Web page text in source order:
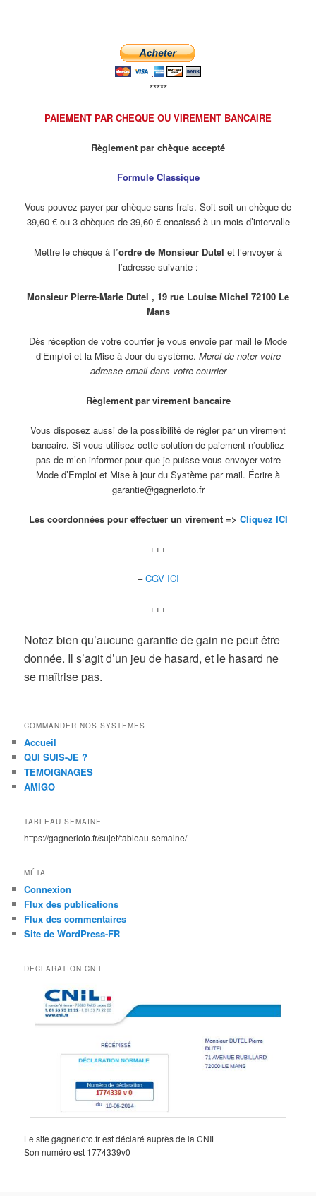
*****
PAIEMENT PAR CHEQUE OU VIREMENT BANCAIRE
Règlement par chèque accepté
Formule Classique
Vous pouvez payer par chèque sans frais. Soit soit un chèque de
39,60 € ou 3 chèques de 39,60 € encaissé à un mois d’intervalle
Mettre le chèque à l’ordre de Monsieur Dutel et l’envoyer à
l’adresse suivante :
Monsieur Pierre-Marie Dutel , 19 rue Louise Michel 72100 Le
Mans
Dès réception de votre courrier je vous envoie par mail le Mode
d’Emploi et la Mise à Jour du système. Merci de noter votre
adresse email dans votre courrier
Règlement par virement bancaire
Vous disposez aussi de la possibilité de régler par un virement
bancaire. Si vous utilisez cette solution de paiement n’oubliez
pas de m’en informer pour que je puisse vous envoyer votre
Mode d’Emploi et Mise à jour du Système par mail. Écrire à
garantie@gagnerloto.fr
Les coordonnées pour effectuer un virement => Cliquez ICI
+++
–CGV ICI
+++
Notez bien qu’aucune garantie de gain ne peut être
donnée. Il s’agit d’un jeu de hasard, et le hasard ne
se maîtrise pas.
COMMANDER NOS SYSTEMES
Accueil
QUI SUIS-JE ?
TEMOIGNAGES
AMIGO
TABLEAU SEMAINE
https://gagnerloto.fr/sujet/tableau-semaine/
MÉTA
Connexion
Flux des publications
Flux des commentaires
Site de WordPress-FR
DECLARATION CNIL
Le site gagnerloto.fr est déclaré auprès de la CNIL
Son numéro est 1774339v0